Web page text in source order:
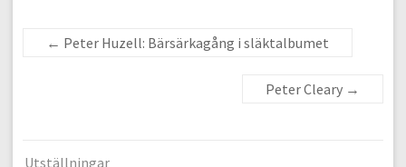
← Peter Huzell: Bärsärkagång i släktalbumet
Peter Cleary →
Utställningar